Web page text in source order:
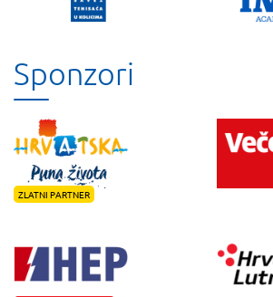
Sponzori
ZLATNI PARTNER